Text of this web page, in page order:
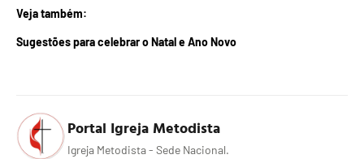
Veja também:
Sugestões para celebrar oNatal e Ano Novo
Portal Igreja Metodista
Igreja Metodista - Sede Nacional.